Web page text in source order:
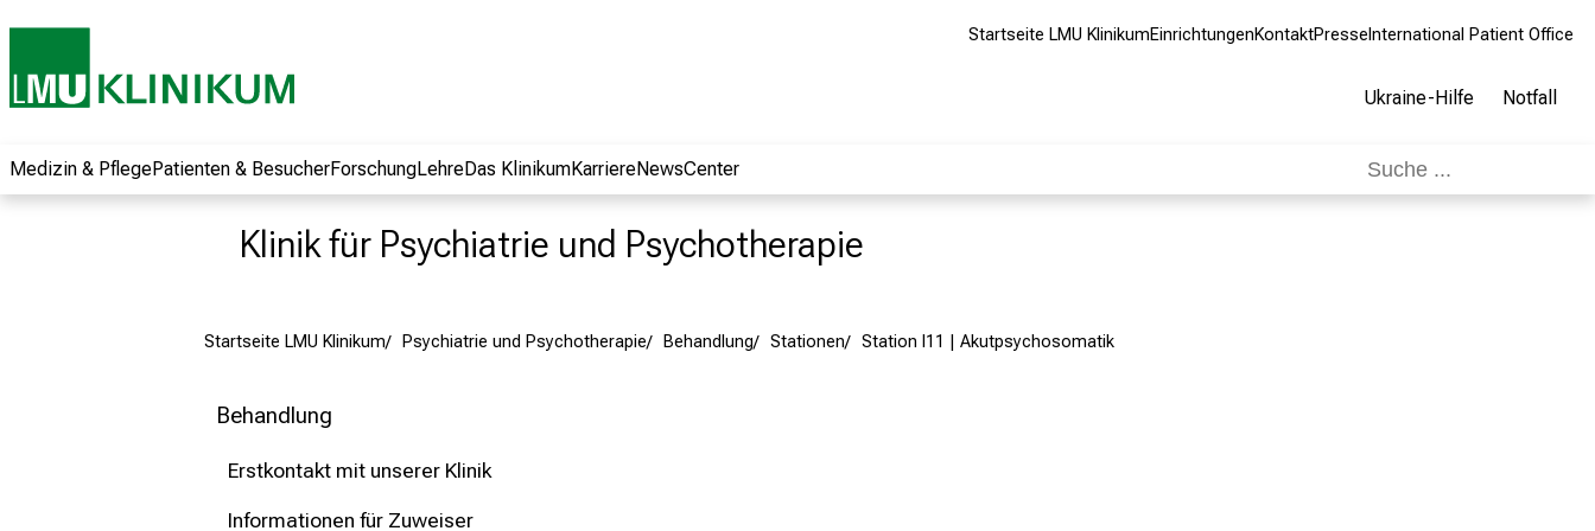
Startseite LMU KlinikumEinrichtungenKontaktPresse International Patient Office
Ukraine-Hilfe Notfall
Medizin & PflegePatienten & BesucherForschungLehreDas KlinikumKarriereNewsCenter
Klinik für Psychiatrie und Psychotherapie
Startseite LMU Klinikum Psychiatrie und Psychotherapie Behandlung Stationen Station I11 | Akutpsychosomatik
Behandlung
Erstkontakt mit unserer Klinik
Informationen für Zuweiser
Informationen zu
Jobs, Ausbildungen
Weiterbildungen.
Kommen Sie
begeistern – ganz
ohne Anmeldung.